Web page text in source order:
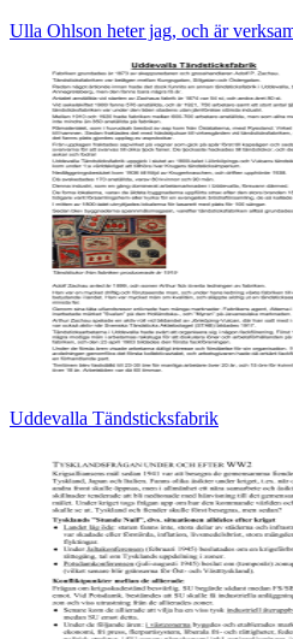
Ulla Ohlson heter jag, och är
Uddevalla Tändsticksfabrik